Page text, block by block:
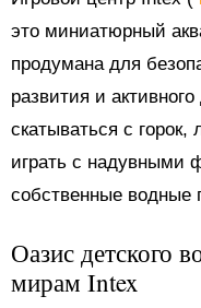
это миниатюрный
продумана для
развития и
скатываться с горок,
играть с надувными
собственные водные
Оазис детского
мирам Intex